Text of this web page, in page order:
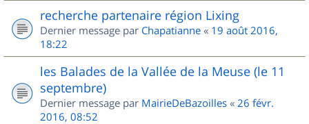
recherche partenaire région Lixing
Dernier message par Chapatianne « 19 août 2016,
18:22
les Balades de la Vallée de la Meuse (le 11
septembre)
Dernier message par MairieDeBazoilles « 26 févr.
2016, 08:52